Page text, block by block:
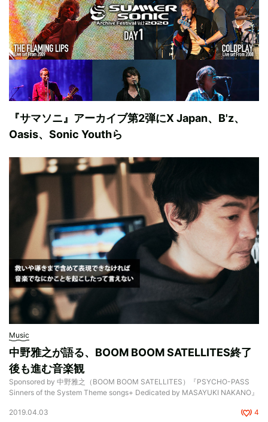
『サマソニ』アーカイブ第2弾にX Japan、B'z、
Oasis、Sonic Youthら
Music
中野雅之が語る、BOOM BOOM SATELLITES終了
後も進む音楽観
Sponsored by 中野雅之（BOOM BOOM SATELLITES）『PSYCHO-PASS
Sinners of the System Theme songs+ Dedicated by MASAYUKI NAKANO』
2019.04.03 4